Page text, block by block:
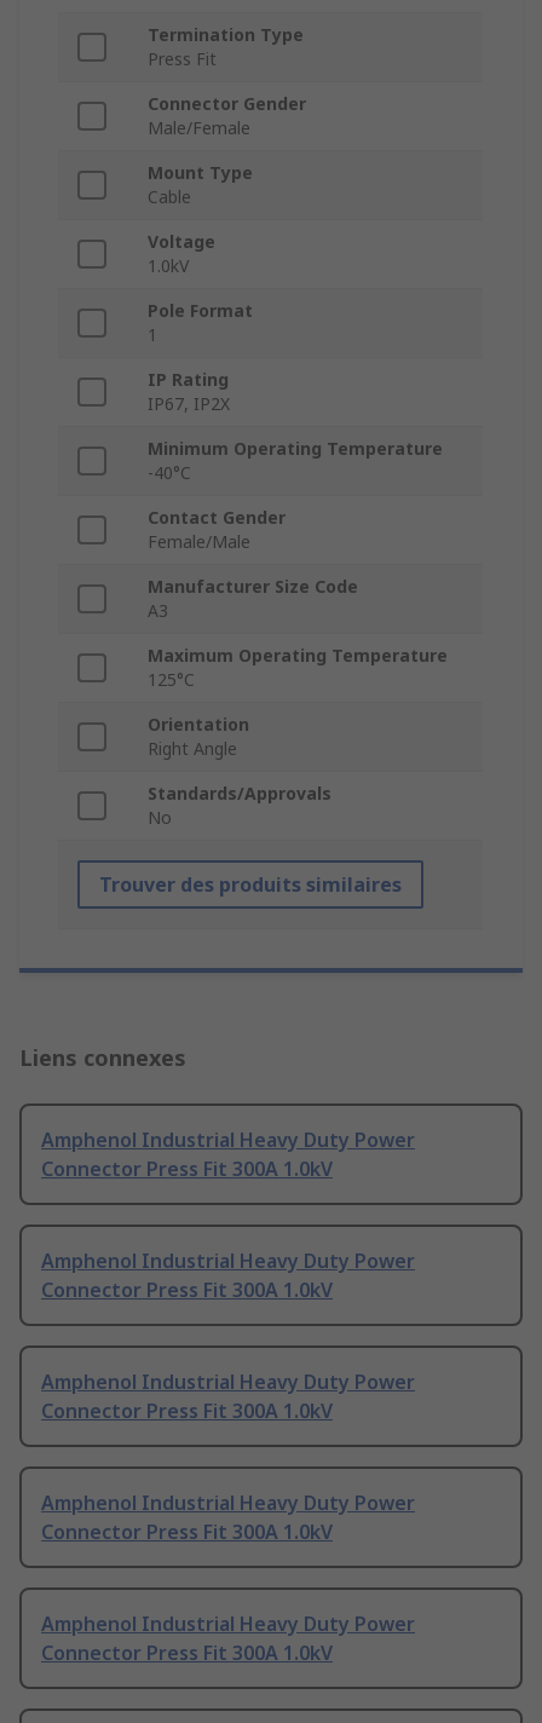
Termination Type
Press Fit
Connector Gender
Male/Female
Mount Type
Cable
Voltage
1.0kV
Pole Format
1
IP Rating
IP67, IP2X
Minimum Operating Temperature
-40°C
Contact Gender
Female/Male
Manufacturer Size Code
A3
Maximum Operating Temperature
125°C
Orientation
Right Angle
Standards/Approvals
No
Trouver des produits similaires
Liens connexes
Amphenol Industrial Heavy Duty Power
Connector Press Fit 300A 1.0kV
Amphenol Industrial Heavy Duty Power
Connector Press Fit 300A 1.0kV
Amphenol Industrial Heavy Duty Power
Connector Press Fit 300A 1.0kV
Amphenol Industrial Heavy Duty Power
Connector Press Fit 300A 1.0kV
Amphenol Industrial Heavy Duty Power
Connector Press Fit 300A 1.0kV